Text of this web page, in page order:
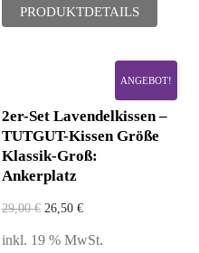
PRODUKTDETAILS
ANGEBOT!
2er-Set Lavendelkissen –
TUTGUT-Kissen Größe
Klassik-Groß:
Ankerplatz
29,00€ 26,50 €
inkl. 19 % MwSt.